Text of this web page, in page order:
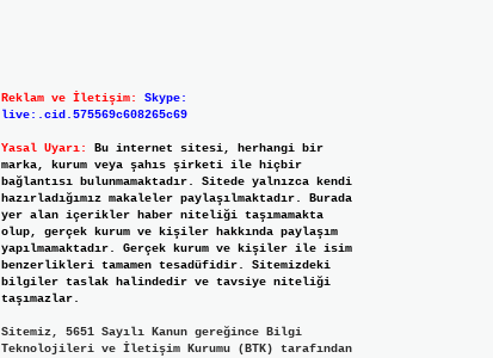
Reklam ve İletişim:
Skype:
live:.cid.575569c608265c69
Yasal Uyarı:
Bu internet sitesi, herhangi bir
marka, kurum veya şahıs şirketi ile hiçbir
bağlantısı bulunmamaktadır. Sitede yalnızca kendi
hazırladığımız makaleler paylaşılmaktadır. Burada
yer alan içerikler haber niteliği taşımamakta
olup, gerçek kurum ve kişiler hakkında paylaşım
yapılmamaktadır. Gerçek kurum ve kişiler ile isim
benzerlikleri tamamen tesadüfidir. Sitemizdeki
bilgiler taslak halindedir ve tavsiye niteliği
taşımazlar.
Sitemiz, 5651 Sayılı Kanun gereğince Bilgi
Teknolojileri ve İletişim Kurumu (BTK) tarafından